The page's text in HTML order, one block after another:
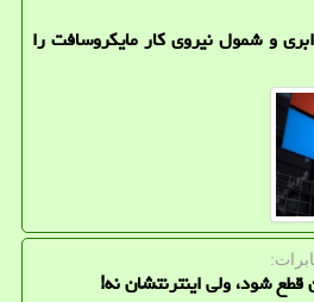
و شمول نیروی کار مایکروسافت را
شود، ولی اینترنتشان نه!